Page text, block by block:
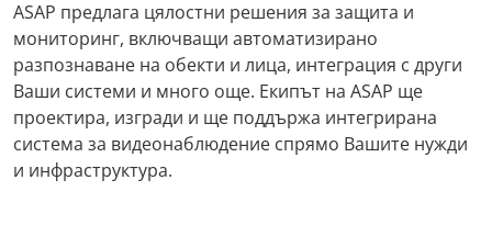
ASAP предлага цялостни решения за защита и
мониторинг, включващи автоматизирано
разпознаване на обекти и лица, интеграция с други
Ваши системи и много още. Екипът на ASAP ще
проектира, изгради и ще поддържа интегрирана
система за видеонаблюдение спрямо Вашите нужди
и инфраструктура.